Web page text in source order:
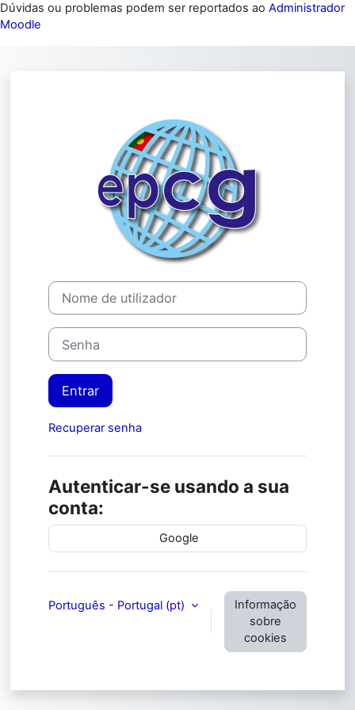
Dúvidas ou problemas podem ser reportados ao Administrador
Moodle
Entrar em
Nome de utilizador
Senha
Entrar
Recuperar senha
Autenticar-se usando a sua
conta:
Google
Português - Portugal ‎(pt)‎
Informação
sobre
cookies